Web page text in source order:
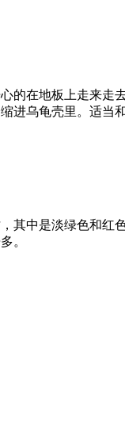
的在地板上走来
进乌龟壳里。适
其中是淡绿色和
。